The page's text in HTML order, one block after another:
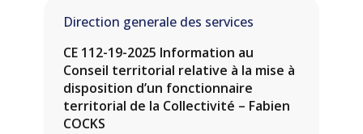
Direction generale des services
CE 112-19-2025 Information au
Conseil territorial relative à la mise à
disposition d’un fonctionnaire
territorial de la Collectivité – Fabien
COCKS